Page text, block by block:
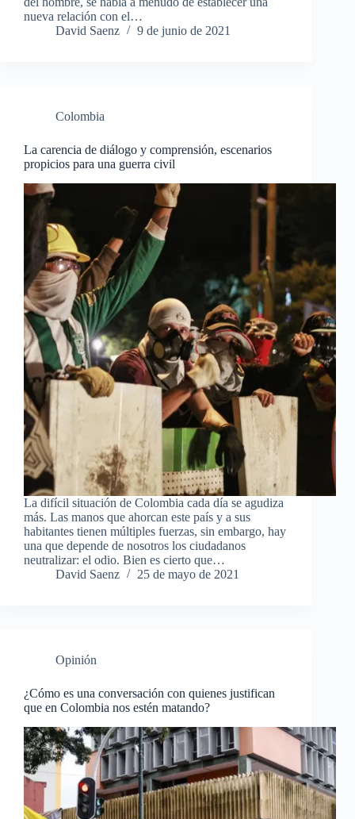
nueva relación con el…
David Saenz
9 de junio de 2021
Colombia
La carencia de diálogo y comprensión, escenarios
propicios para una guerra civil
La difícil situación de Colombia cada día se agudiza
más. Las manos que ahorcan este país y a sus
habitantes tienen múltiples fuerzas, sin embargo, hay
una que depende de nosotros los ciudadanos
neutralizar: el odio. Bien es cierto que…
David Saenz
25 de mayo de 2021
Opinión
¿Cómo es una conversación con quienes justifican
que en Colombia nos estén matando?